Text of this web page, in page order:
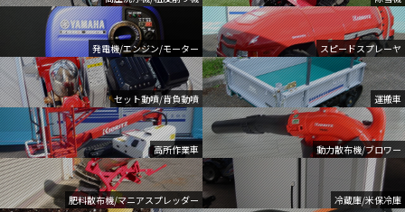
発電機/エンジン/モーター スピードスプレーヤ
セット動噴/背負動噴 運搬車
高所作業車 動力散布機/ブロワー
肥料散布機/マニアスプレッダー 冷蔵庫/米保冷庫